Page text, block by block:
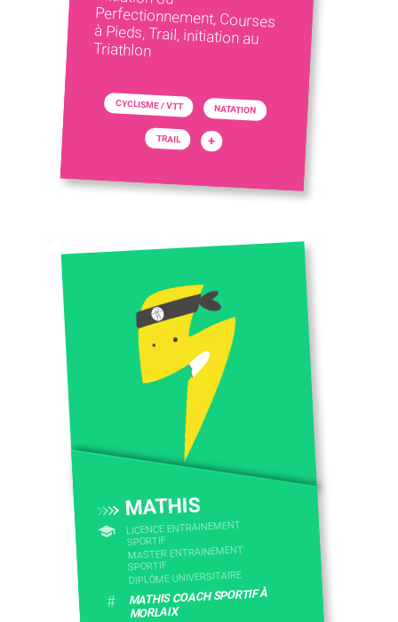
CONTACTEZ-NOUS
Triathlon
CYCLISME / VTT NATATION
TRAIL +
MATHIS
LICENCE ENTRAINEMENT
SPORTIF
MASTER ENTRAINEMENT
SPORTIF
DIPLÔME UNIVERSITAIRE
# MATHIS COACH SPORTIF À
MORLAIX